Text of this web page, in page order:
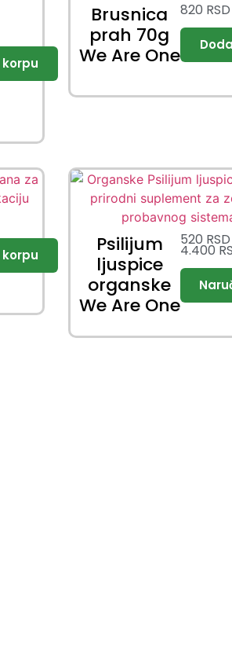
Brusnica
prah 70g
We Are One
820 RSD
Psilijum
ljuspice
organske
We Are One
520 RSD
4.400